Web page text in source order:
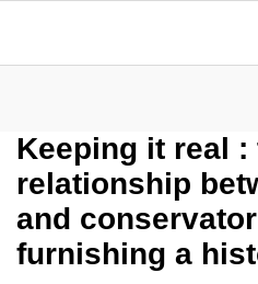
Keeping it real :
relationship
and
furnishing a